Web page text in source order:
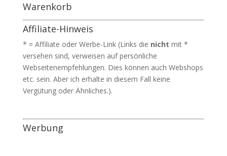
Warenkorb
Affiliate-Hinweis
* = Affiliate oder Werbe-Link (Links die nicht mit *
versehen sind, verweisen auf persönliche
Webseitenempfehlungen. Dies können auch Webshops
etc. sein. Aber ich erhalte in diesem Fall keine
Vergütung oder Ähnliches.).
Werbung